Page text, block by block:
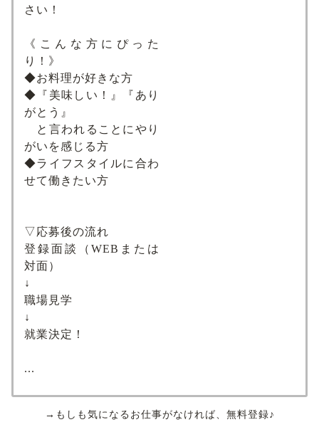
さい！
《こんな方にぴった
り！》
◆お料理が好きな方
◆『美味しい！』『あり
がとう』
と言われることにやり
がいを感じる方
◆ライフスタイルに合わ
せて働きたい方
▽応募後の流れ
登録面談（WEBまたは
対面）
↓
職場見学
↓
就業決定！
...
→もしも気になるお仕事がなければ、無料登録♪